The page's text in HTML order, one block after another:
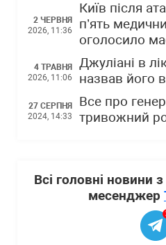
2 ЧЕРВНЯ
2026, 11:36
Київ після
п’ять
оголосило
4 ТРАВНЯ
2026, 11:06
Джуліані в
назвав його
27 СЕРПНЯ
2024, 14:33
Все про
тривожний
Всі головні новини
месенджер